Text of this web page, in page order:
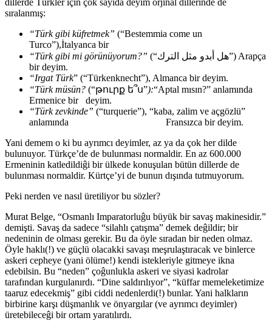
sıralanmış:
“Türk gibi küfretmek” (“Bestemmia come un
Turco”),İtalyanca bir
“Türk gibi mi görünüyorum?” (“هل أبدو مثل الترك”) Arapça
bir deyim.
“Irgat Türk” (“Türkenknecht”), Almanca bir deyim.
“Türk müsün? (“թուրք ե՞ս”):“Aptal mısın?” anlamında
Ermenice bir deyim.
“Türk zevkinde” (“turquerie”), “kaba, zalim ve açgözlü”
anlamında Fransızca bir deyim.
Yani demem o ki bu ayrımcı deyimler, az ya da çok her dilde
bulunuyor. Türkçe’de de bulunması normaldir. En az 600.000
Ermeninin katledildiĝi bir ülkede konuşulan bütün dillerde de
bulunması normaldir. Kürtçe’yi de bunun dışında tutmuyorum.
Peki nerden ve nasıl üretiliyor bu sözler?
Murat Belge, “Osmanlı Imparatorluĝu büyük bir savaş makinesidir.”
demişti. Savaş da sadece “silahlı çatışma” demek deĝildir; bir
nedeninin de olması gerekir. Bu da öyle sıradan bir neden olmaz.
Öyle haklı(!) ve güçlü olacakki savaşı meşrulaştıracak ve binlerce
askeri cepheye (yani ölüme!) kendi istekleriyle gitmeye ikna
edebilsin. Bu “neden” çoĝunlukla askeri ve siyasi kadrolar
tarafından kurgulanırdı. “Dine saldırılıyor”, “küffar memeleketimize
taaruz edecekmiş” gibi ciddi nedenlerdi(!) bunlar. Yani halkların
birbirine karşı düşmanlık ve önyargılar (ve ayrımcı deyimler)
üretebileceĝi bir ortam yaratılırdı.